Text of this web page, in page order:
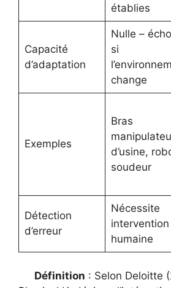
établies
Capacité
d’adaptation
Nulle –
si
change
Exemples
Bras
d’usine,
soudeur
Détection
d’erreur
Nécessite
intervention
humaine
Définition : Selon Deloitte